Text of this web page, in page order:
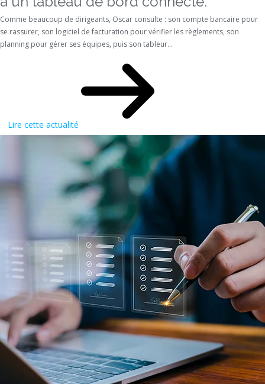
Comme beaucoup de dirigeants, Oscar consulte : son compte bancaire pour
se rassurer, son logiciel de facturation pour vérifier les règlements, son
planning pour gérer ses équipes, puis son tableur...
Lire cette actualité